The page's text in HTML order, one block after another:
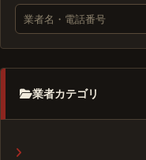
業者カテゴリ